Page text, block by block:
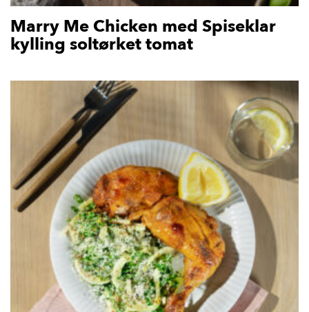
Marry Me Chicken med Spiseklar
kylling soltørket tomat